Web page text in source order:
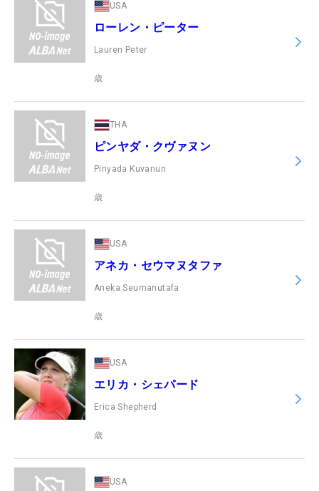
USA
ローレン・ピーター
Lauren Peter
歳
THA
ピンヤダ・クヴァヌン
Pinyada Kuvanun
歳
USA
アネカ・セウマヌタファ
Aneka Seumanutafa
歳
USA
エリカ・シェパード
Erica Shepherd
歳
USA